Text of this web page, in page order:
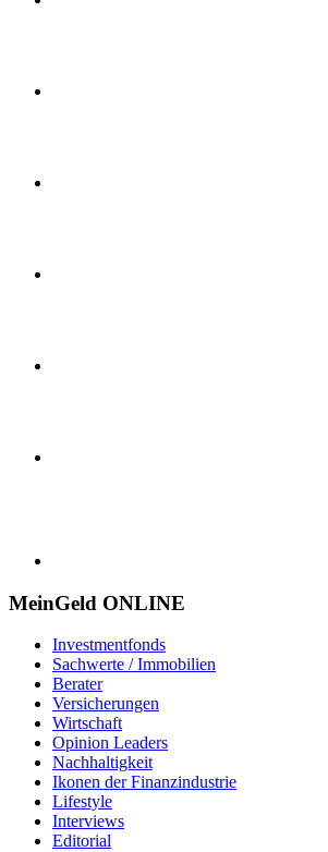
MeinGeld ONLINE
Investmentfonds
Sachwerte / Immobilien
Berater
Versicherungen
Wirtschaft
Opinion Leaders
Nachhaltigkeit
Ikonen der Finanzindustrie
Lifestyle
Interviews
Editorial